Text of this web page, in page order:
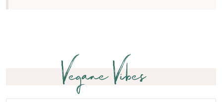
Vegane Vibes